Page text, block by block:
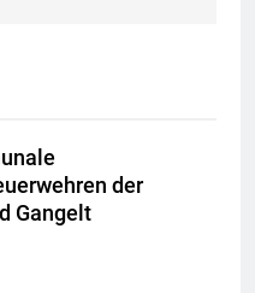
der
Gangelt